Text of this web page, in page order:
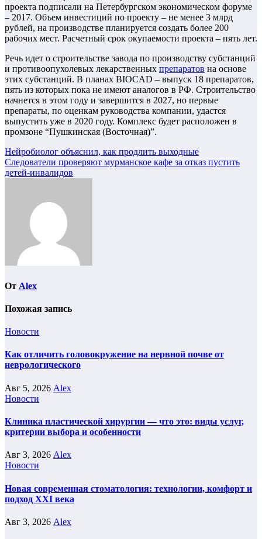
проекта подписали на Петербургском экономическом форуме
– 2017. Объем инвестиций по проекту – не менее 3 млрд
рублей, на производстве планируется создать более 200
рабочих мест. Расчетный срок окупаемости проекта – пять лет.
Речь идет о строительстве завода по производству субстанций
и противоопухолевых лекарственных препаратов на основе
этих субстанций. В планах BIOCAD – выпуск 18 препаратов,
пять из которых пока не имеют аналогов в РФ. Строительство
начнется в этом году и завершится в 2027, но первые
препараты, по оценкам руководства компании, удастся
выпустить уже в 2020 году. Комплекс будет расположен в
промзоне “Пушкинская (Восточная)”.
Навигация
по
Нейробиолог объяснил, как продлить выходные
Следователи проверяют мурманское кафе за отказ пустить
детей-инвалидов
От Alex
Похожая запись
Новости
Как отличить головокружение на нервной почве от
неврологического
Авг 5, 2026 Alex
Новости
Клиника пластической хирургии — что это: виды услуг,
критерии выбора и особенности
Авг 3, 2026 Alex
Новости
Новая современная стоматология: технологии, комфорт и
подход XXI века
Авг 3, 2026 Alex